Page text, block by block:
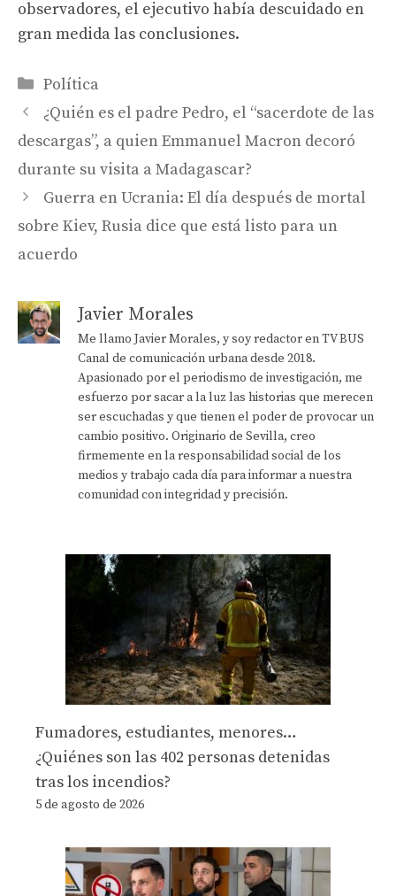
observadores, el ejecutivo había descuidado en
gran medida las conclusiones.
Categorías
Política
¿Quién es el padre Pedro, el “sacerdote de las
descargas”, a quien Emmanuel Macron decoró
durante su visita a Madagascar?
Guerra en Ucrania: El día después de mortal
sobre Kiev, Rusia dice que está listo para un
acuerdo
Javier Morales
Me llamo Javier Morales, y soy redactor en TV BUS
Canal de comunicación urbana desde 2018.
Apasionado por el periodismo de investigación, me
esfuerzo por sacar a la luz las historias que merecen
ser escuchadas y que tienen el poder de provocar un
cambio positivo. Originario de Sevilla, creo
firmemente en la responsabilidad social de los
medios y trabajo cada día para informar a nuestra
comunidad con integridad y precisión.
Fumadores, estudiantes, menores…
¿Quiénes son las 402 personas detenidas
tras los incendios?
5 de agosto de 2026